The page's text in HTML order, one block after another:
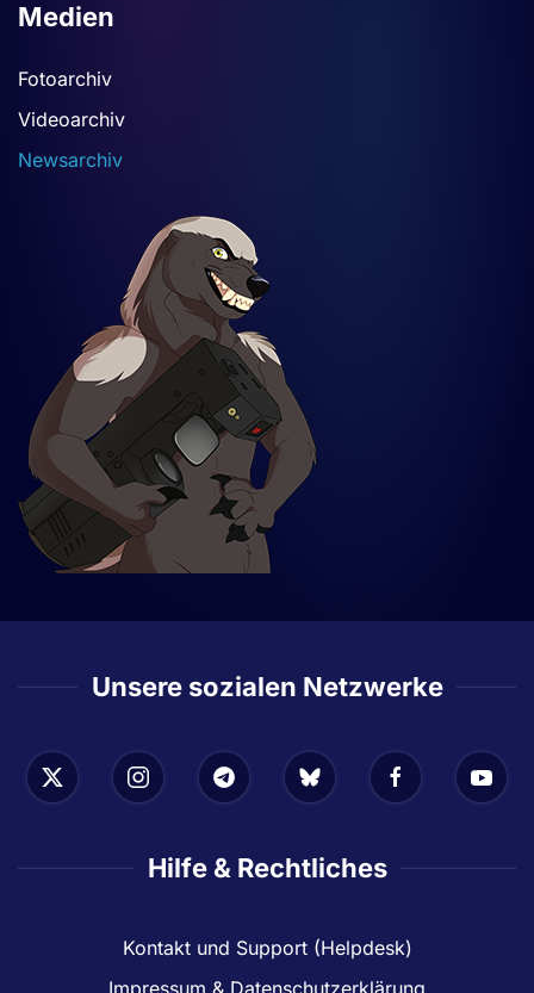
Medien
Fotoarchiv
Videoarchiv
Newsarchiv
Unsere sozialen Netzwerke
Hilfe & Rechtliches
Kontakt und Support (Helpdesk)
Impressum & Datenschutzerklärung